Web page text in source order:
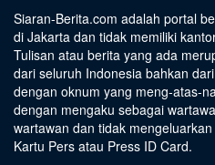
Siaran-Berita.com adalah portal
di Jakarta dan tidak memiliki
Tulisan atau berita yang ada
dari seluruh Indonesia bahkan
dengan oknum yang meng-atas-
dengan mengaku sebagai
wartawan dan tidak
Kartu Pers atau Press ID Card.